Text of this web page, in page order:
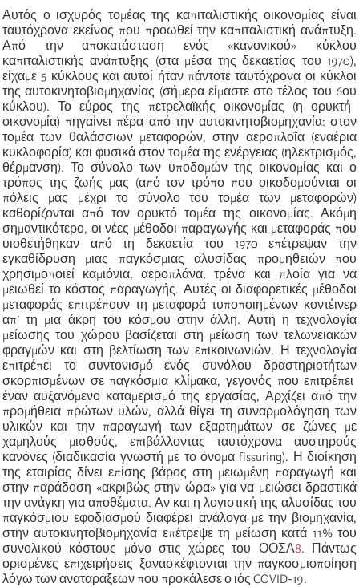
Αυτός ο ισχυρός τομέας της καπιταλιστικής οικονομίας είναι
ταυτόχρονα εκείνος που προωθεί την καπιταλιστική ανάπτυξη.
Από την αποκατάσταση ενός «κανονικού» κύκλου
καπιταλιστικής ανάπτυξης (στα μέσα της δεκαετίας του 1970),
είχαμε 5 κύκλους και αυτοί ήταν πάντοτε ταυτόχρονα οι κύκλοι
της αυτοκινητοβιομηχανίας (σήμερα είμαστε στο τέλος του 6ου
κύκλου). Το εύρος της πετρελαϊκής οικονομίας (η ορυκτή
οικονομία) πηγαίνει πέρα από την αυτοκινητοβιομηχανία: στον
τομέα των θαλάσσιων μεταφορών, στην αεροπλοΐα(εναέρια
κυκλοφορία) και φυσικά στον τομέα της ενέργειας (ηλεκτρισμός,
θέρμανση). Το σύνολο των υποδομών της οικονομίας και ο
τρόπος της ζωής μας (από τον τρόπο που οικοδομούνται οι
πόλεις μας μέχρι το σύνολο του τομέα των μεταφορών)
καθορίζονται από τον ορυκτό τομέα της οικονομίας. Ακόμη
σημαντικότερο, οι νέες μέθοδοι παραγωγής και μεταφοράς που
υιοθετήθηκαν από τη δεκαετία του 1970 επέτρεψαν την
εγκαθίδρυση μιας παγκόσμιαςαλυσίδας προμηθειών που
χρησιμοποιεί καμιόνια, αεροπλάνα, τρένα και πλοία για να
μειωθεί το κόστος παραγωγής. Αυτές οι διαφορετικές μέθοδοι
μεταφοράς επιτρέπουν τη μεταφορά τυποποιημένων κοντέινερ
απ’ τη μια άκρη του κόσμου στην άλλη. Αυτή η τεχνολογία
μείωσης του χώρου βασίζεται στη μείωση των τελωνειακών
φραγμών και στη βελτίωση των επικοινωνιών. Η τεχνολογία
επιτρέπει το συντονισμό ενός συνόλου δραστηριοτήτων
σκορπισμένων σε παγκόσμια κλίμακα, γεγονός που επιτρέπει
έναν αυξανόμενο καταμερισμό της εργασίας, Αρχίζει από την
προμήθεια πρώτων υλών, αλλά θίγει τη συναρμολόγηση των
υλικών και την παραγωγή των εξαρτημάτων σε ζώνες με
χαμηλούς μισθούς, επιβάλλοντας ταυτόχρονα αυστηρούς
κανόνες (διαδικασία γνωστή με το όνομαfissuring). Η διοίκηση
της εταιρίας δίνει επίσης βάρος στη μειωμένη παραγωγή και
στην παράδοση «ακριβώς στην ώρα» για να μειώσει δραστικά
την ανάγκη για αποθέματα. Αν και η λογιστική της αλυσίδας του
παγκόσμιου εφοδιασμού διαφέρει ανάλογα με την βιομηχανία,
στην αυτοκινητοβιομηχανία επέτρεψε τη μείωση κατά 11% του
συνολικού κόστους μόνο στις χώρες του ΟΟΣΑ8.
Πάντως
ορισμένες επιχειρήσεις ξανασκέφτονται την παγκοσμιοποίηση
λόγω των αναταράξεων που προκάλεσε ο ιός COVID-19.